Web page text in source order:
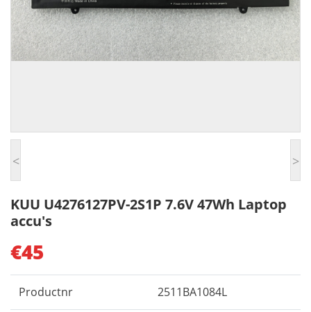
< >
KUU U4276127PV-2S1P 7.6V 47Wh Laptop
accu's
€45
Productnr 2511BA1084L